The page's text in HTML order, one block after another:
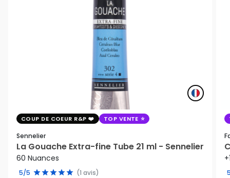
COUP DE COEUR R&P TOP VENTE
Sennelier
La Gouache Extra-fine Tube 21 ml - Sennelier
60 Nuances
5/5 (1 avis)